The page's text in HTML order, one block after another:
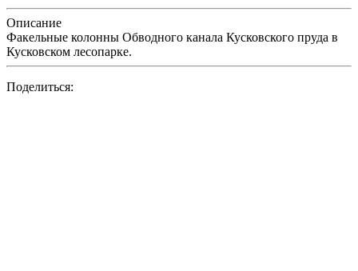
Описание
Факельные колонны Обводного канала Кусковского пруда в
Кусковском лесопарке.
Поделиться: